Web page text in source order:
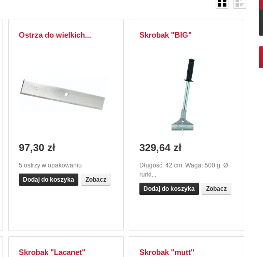
Ostrza do wielkich...
97,30 zł
5 ostrzy w opakowaniu
Dodaj do koszyka
Zobacz
Skrobak "BIG"
329,64 zł
Długość: 42 cm. Waga: 500 g. Ø
rurki...
Dodaj do koszyka
Zobacz
Skrobak "Lacanet" Skrobak "mutt"